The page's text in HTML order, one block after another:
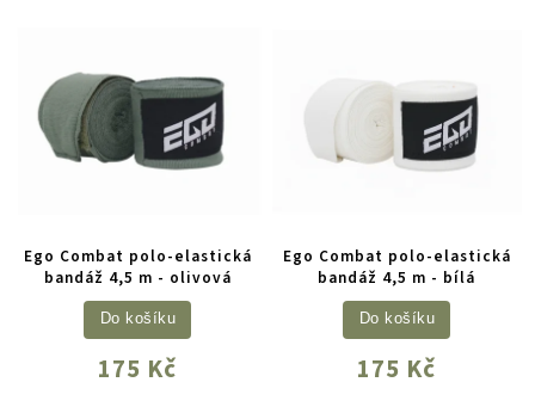
Ego Combat polo-elastická
bandáž 4,5 m - olivová
175 Kč
Do košíku
Ego Combat polo-elastická
bandáž 4,5 m - bílá
175 Kč
Do košíku